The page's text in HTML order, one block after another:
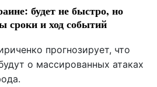
будет не быстро, но
сроки и ход событий
прогнозирует, что
о массированных атаках